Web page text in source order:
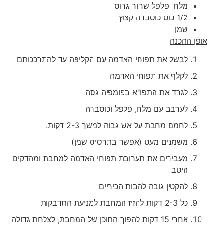
מלח ופלפל שחור גרוס
1/2 כוס כוסברה קצוץ
שמן
אופן ההכנה
לבשל את תפוחי האדמה עם הקליפה עד להתרככותם
לקלף את תפוחי האדמה
לגרד את התפו"א בפומפיה גסה
לערבב עם מלח, פלפל וכוסברה
לחמם מחבת על אש גבוה למשך 2-3 דקות.
משמנים מעט (אפשר בתרסיס שמן)
מעבירים את תערובת תפוחי האדמה למחבת ומהדקים
היטב
להקטין גובה להבות הכיריים
כל 2-3 דקות להזיז המחבת למניעת התדבקות
אחרי 15 דקות להפוך התוכן של המחבת, לצלחת גדולה